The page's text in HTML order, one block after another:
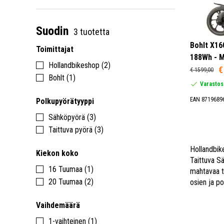
Suodin 3 tuotetta
Toimittajat
Hollandbikeshop (2)
Bohlt (1)
Polkupyörätyyppi
Sähköpyörä (3)
Taittuva pyörä (3)
Kiekon koko
16 Tuumaa (1)
20 Tuumaa (2)
Vaihdemäärä
1-vaihteinen (1)
Bohlt
188Wh -
€ 1599,00
EAN
Taittuva
mahtavaa
osien ja